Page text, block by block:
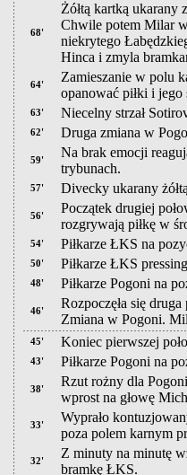
68'
Żółtą kartką ukarany
Chwile potem Milar
niekrytego
Hinca i zmyla
64'
Zamieszanie w polu
opanować piłki i jego
63' Niecelny strzał
62' Druga zmiana w
59'
Na brak emocji
trybunach.
57' Divecky ukarany
56'
Początek drugiej
rozgrywają piłkę w
54' Piłkarze ŁKS na
50' Piłkarze ŁKS
48' Piłkarze Pogoni na
46'
Rozpoczęła się
Zmiana w Pogoni.
45' Koniec pierwszej
43' Piłkarze Pogoni na
38'
Rzut rożny dla
wprost na głowę
33'
Wyprało
poza polem karnym
32'
Z minuty na minutę
bramkę ŁKS.